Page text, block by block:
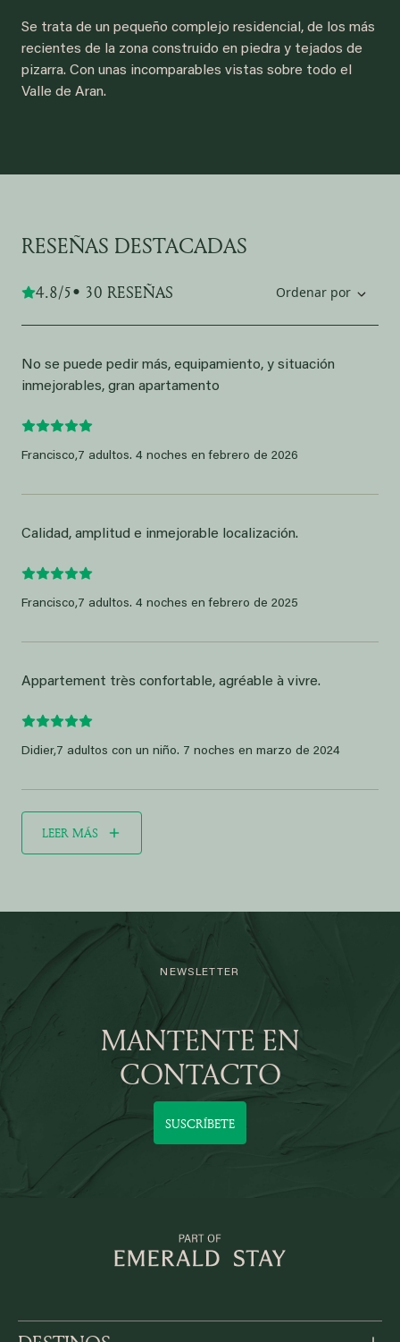
Se trata de un pequeño complejo residencial, de los más
recientes de la zona construido en piedra y tejados de
pizarra. Con unas incomparables vistas sobre todo el
Valle de Aran.
RESEÑAS DESTACADAS
4.8/5• 30 RESEÑAS Ordenar por
No se puede pedir más, equipamiento, y situación
inmejorables, gran apartamento
Francisco, 7 adultos. 4 noches en febrero de 2026
Calidad, amplitud e inmejorable localización.
Francisco, 7 adultos. 4 noches en febrero de 2025
Appartement très confortable, agréable à vivre.
Didier, 7 adultos con un niño. 7 noches en marzo de 2024
LEER MÁS
NEWSLETTER
MANTENTE EN
CONTACTO
SUSCRÍBETE